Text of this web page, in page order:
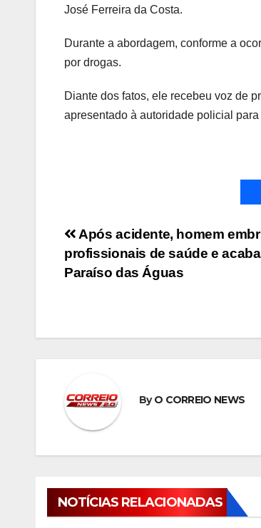
José Ferreira da Costa.
Durante a abordagem, conforme a
por drogas.
Diante dos fatos, ele recebeu voz de
apresentado à autoridade policial
Navegação
de
Após acidente, homem
profissionais de saúde e
Paraíso das Águas
ByO CORREIO NEWS
NOTÍCIAS RELACIONADAS